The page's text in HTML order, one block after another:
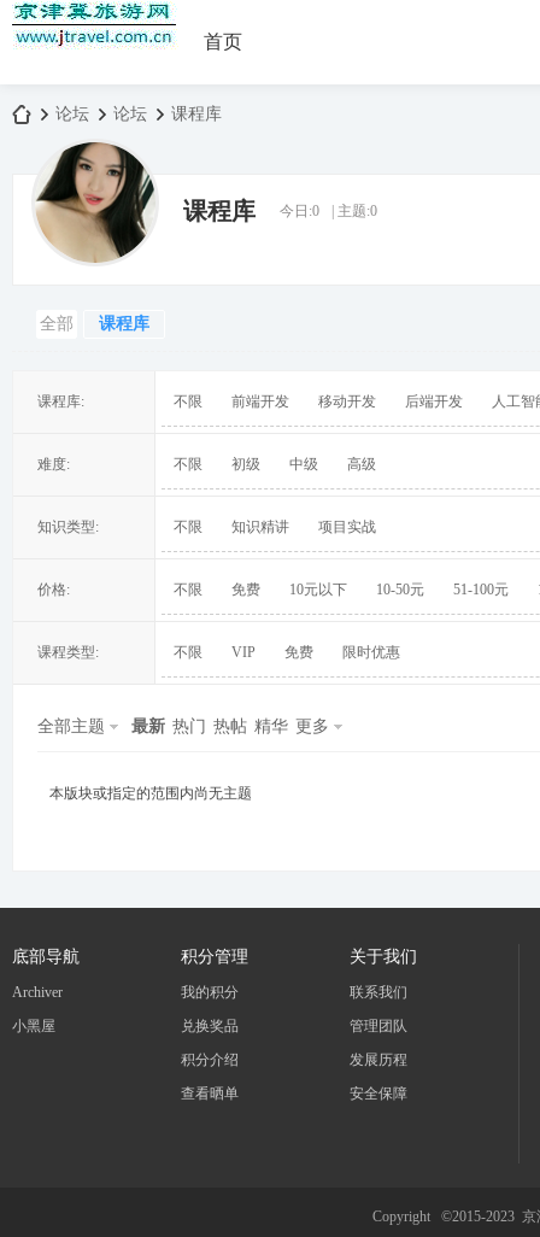
首页
»
论坛
›
论坛 课程库
课程库 今日:0 主题:0
全部 课程库
课程库: 不限 前端开发 移动开发 后端开发 人工智
难度: 不限 初级 中级 高级
知识类型: 不限 知识精讲 项目实战
价格: 不限 免费 10元以下 10-50元 51-100元
课程类型: 不限 VIP 免费 限时优惠
全部主题 最新 热门 热帖 精华 更多
本版块或指定的范围内尚无主题
底部导航
Archiver
小黑屋
积分管理
我的积分
兑换奖品
积分介绍
查看晒单
关于我们
联系我们
管理团队
发展历程
安全保障
Copyright ©2015-2023 京